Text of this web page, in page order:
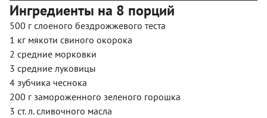
Ингредиенты на 8 порций
500 г слоеного бездрожжевого теста
1 кг мякоти свиного окорока
2 средние морковки
3 средние луковицы
4 зубчика чеснока
200 г замороженного зеленого горошка
3 ст. л. сливочного масла